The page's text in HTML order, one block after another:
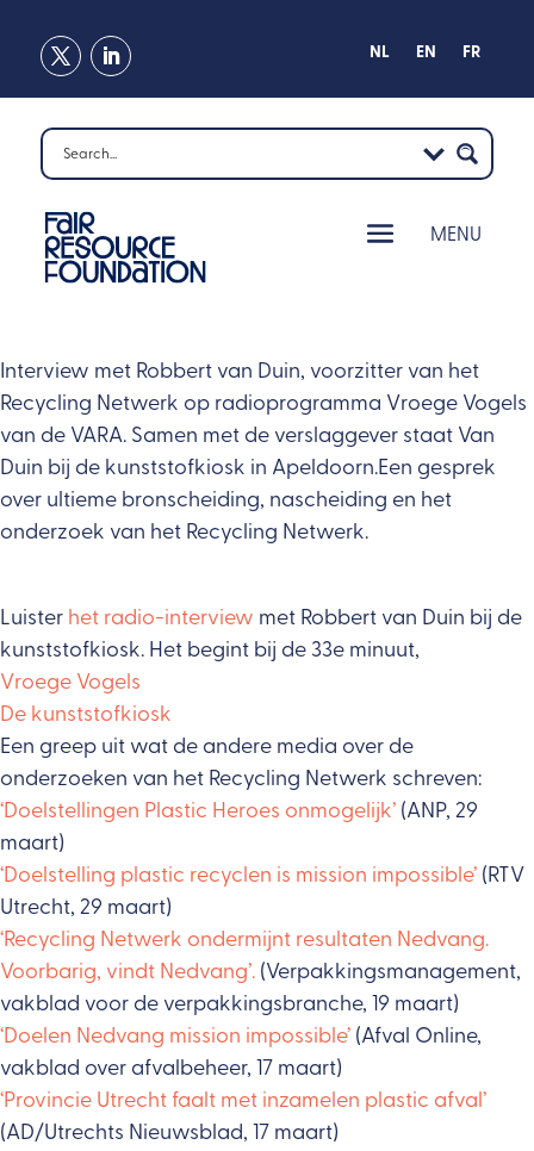
NL EN FR
Interview met Robbert van Duin, voorzitter van het
Recycling Netwerk op radioprogramma Vroege Vogels
van de VARA. Samen met de verslaggever staat Van
Duin bij de kunststofkiosk in Apeldoorn.Een gesprek
over ultieme bronscheiding, nascheiding en het
onderzoek van het Recycling Netwerk.
Luister het radio-interview met Robbert van Duin bij de
kunststofkiosk. Het begint bij de 33e minuut,
Vroege Vogels
De kunststofkiosk
Een greep uit wat de andere media over de
onderzoeken van het Recycling Netwerk schreven:
‘Doelstellingen Plastic Heroes onmogelijk’ (ANP, 29
maart)
‘Doelstelling plastic recyclen is mission impossible’ (RTV
Utrecht, 29 maart)
‘Recycling Netwerk ondermijnt resultaten Nedvang.
Voorbarig, vindt Nedvang’. (Verpakkingsmanagement,
vakblad voor de verpakkingsbranche, 19 maart)
‘Doelen Nedvang mission impossible’ (Afval Online,
vakblad over afvalbeheer, 17 maart)
‘Provincie Utrecht faalt met inzamelen plastic afval’
(AD/Utrechts Nieuwsblad, 17 maart)